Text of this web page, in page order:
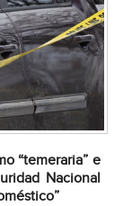
“temeraria” e
Nacional